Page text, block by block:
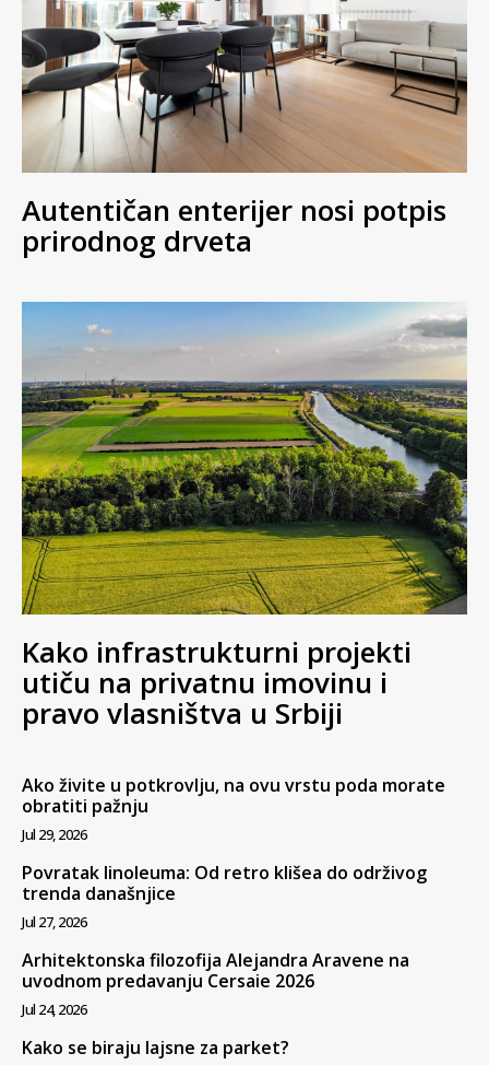
Autentičan enterijer nosi potpis
prirodnog drveta
Kako infrastrukturni projekti
utiču na privatnu imovinu i
pravo vlasništva u Srbiji
Ako živite u potkrovlju, na ovu vrstu poda morate
obratiti pažnju
Jul 29, 2026
Povratak linoleuma: Od retro klišea do održivog
trenda današnjice
Jul 27, 2026
Arhitektonska filozofija Alejandra Aravene na
uvodnom predavanju Cersaie 2026
Jul 24, 2026
Kako se biraju lajsne za parket?